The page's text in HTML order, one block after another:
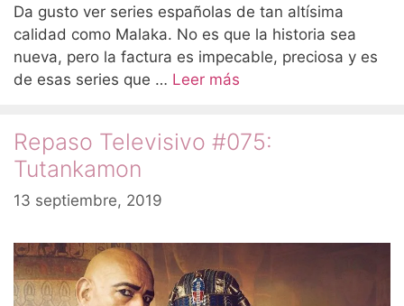
Da gusto ver series españolas de tan altísima
calidad como Malaka. No es que la historia sea
nueva, pero la factura es impecable, preciosa y es
de esas series que … Leer más
Repaso Televisivo #075:
Tutankamon
13 septiembre, 2019